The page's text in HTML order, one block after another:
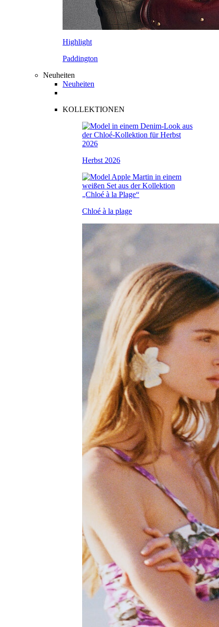
Highlight
Paddington
Neuheiten
Neuheiten
KOLLEKTIONEN
Herbst 2026
Chloé à la plage